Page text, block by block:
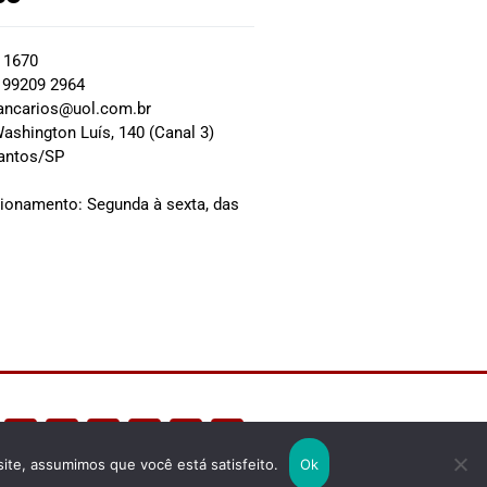
2964
Luís, 140 (Canal 3)
SP
Segunda à sexta, das
assumimos que você está satisfeito. Ok